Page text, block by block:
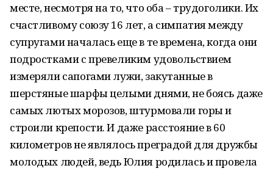
месте, несмотря на то, что оба – трудоголики. Их
счастливому союзу 16 лет, а симпатия между
супругами началась еще в те времена, когда они
подростками с превеликим удовольствием
измеряли сапогами лужи, закутанные в
шерстяные шарфы целыми днями, не боясь даже
самых лютых морозов, штурмовали горы и
строили крепости. И даже расстояние в 60
километров не являлось преградой для дружбы
молодых людей, ведь Юлия родилась и провела